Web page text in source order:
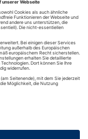
·Impressum · AGB